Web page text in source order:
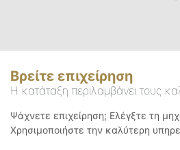
Βρείτε επιχείρηση
Η κατάταξη περιλαμβάνει τους
Ψάχνετε επιχείρηση; Ελέγξτε τη
Χρησιμοποιήστε την καλύτερη